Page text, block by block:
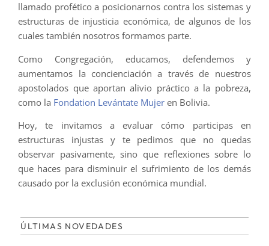
llamado profético a posicionarnos contra los sistemas y
estructuras de injusticia económica, de algunos de los
cuales también nosotros formamos parte.
Como Congregación, educamos, defendemos y
aumentamos la concienciación a través de nuestros
apostolados que aportan alivio práctico a la pobreza,
como la Fondation Levántate Mujer en Bolivia.
Hoy, te invitamos a evaluar cómo participas en
estructuras injustas y te pedimos que no quedas
observar pasivamente, sino que reflexiones sobre lo
que haces para disminuir el sufrimiento de los demás
causado por la exclusión económica mundial.
ÚLTIMAS NOVEDADES